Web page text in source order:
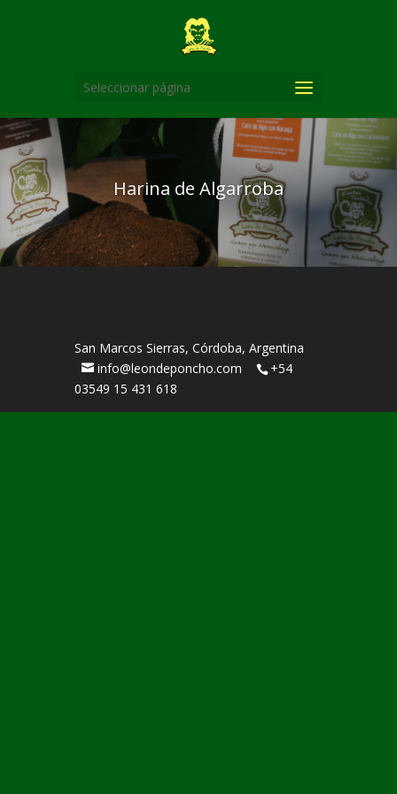
Seleccionar página
Harina de Algarroba
San Marcos Sierras, Córdoba, Argentina
info@leondeponcho.com
+54
03549 15 431 618